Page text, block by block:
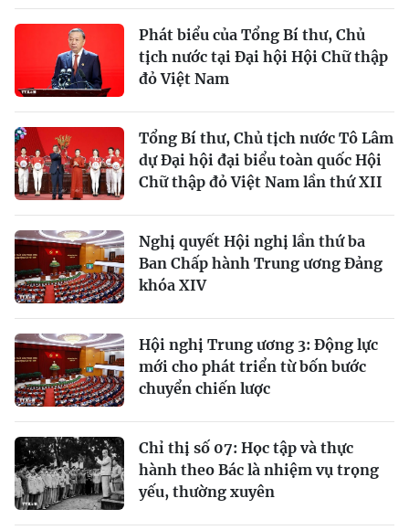
Phát biểu của Tổng Bí thư, Chủ
tịch nước tại Đại hội Hội Chữ thập
đỏ Việt Nam
Tổng Bí thư, Chủ tịch nước Tô Lâm
dự Đại hội đại biểu toàn quốc Hội
Chữ thập đỏ Việt Nam lần thứ XII
Nghị quyết Hội nghị lần thứ ba
Ban Chấp hành Trung ương Đảng
khóa XIV
Hội nghị Trung ương 3: Động lực
mới cho phát triển từ bốn bước
chuyển chiến lược
Chỉ thị số 07: Học tập và thực
hành theo Bác là nhiệm vụ trọng
yếu, thường xuyên